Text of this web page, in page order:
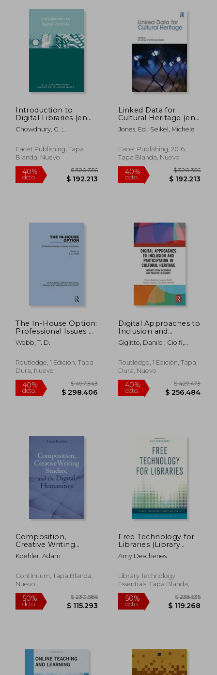
40%
dcto. $
Introduction to
Digital Libraries (en
Inglés)
Chowdhury, G. ;
Facet Publishing, Tapa
Blanda, Nuevo
40% $ 320.356
Linked Data for
Cultural Heritage (en
Inglés)
Jones, Ed ; Seikel, Michele
Facet Publishing, 2016,
Tapa Blanda, Nuevo
40%
The In-House Option:
Professional Issues of
Library Automation
(Routledge Library
Information Science)
(en Inglés)
Webb, T. D.
Routledge, 1 Edición, Tapa
Dura, Nuevo
40%
dcto.
Digital Approaches to
Inclusion and
Participation in
Cultural Heritage (en
Giglitto, Danilo ; Ciolfi,
Routledge, 1 Edición, Tapa
Dura, Nuevo
40%
dcto.
Composition,
Creative Writing
Studies, and the
Digital Humanities
Koehler, Adam
Continuum, Tapa Blanda,
Nuevo
Free Technology for
Libraries (Library
Technology
Essentials)
Amy Deschenes
Library Technology
Essentials, Tapa Blanda,
Nuevo